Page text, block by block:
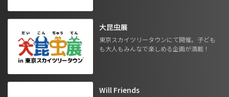
大昆虫展
東京スカイツリータウンにて開催。子ども
も大人もみんなで楽しめる企画が満載！
Will Friends